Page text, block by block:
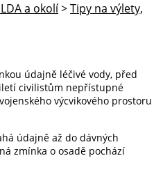
a okolí>Tipy na výlety,
údajně léčivé vody, před
civilistům nepřístupné
výcvikového prostoru
údajně až do dávných
zmínka o osadě pochází